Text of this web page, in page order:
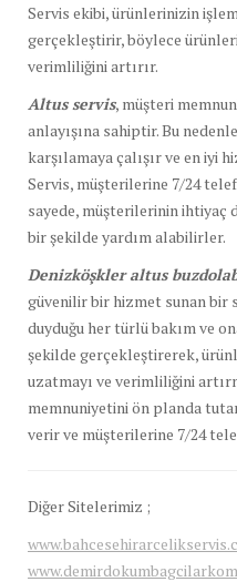
Servis ekibi, ürünlerinizin
gerçekleştirir, böylece
verimliliğini artırır.
Altus servis, müşteri
anlayışına sahiptir. Bu
karşılamaya çalışır ve en iyi
Servis, müşterilerine 7/24
sayede, müşterilerinin ihtiyaç
bir şekilde yardım alabilirler.
Denizköşkler altus
güvenilir bir hizmet sunan bir
duyduğu her türlü bakım ve
şekilde gerçekleştirerek,
uzatmayı ve verimliliğini
memnuniyetini ön planda
verir ve müşterilerine 7/24
Diğer Sitelerimiz ;